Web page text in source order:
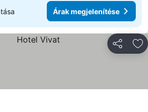
Árak megjelenítése